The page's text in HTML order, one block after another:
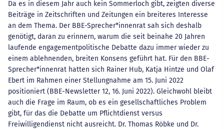
Da es in diesem Jahr auch kein Sommerloch gibt, zeigten diverse
Beiträge in Zeitschriften und Zeitungen ein breiteres Interesse
an dem Thema. Der BBE-Sprecher*innenrat sah sich deshalb
genötigt, daran zu erinnern, warum die seit beinahe 20 Jahren
laufende engagementpolitische Debatte dazu immer wieder zu
einem ablehnenden, breiten Konsens geführt hat. Für den BBE-
Sprecher*innenrat hatten sich Rainer Hub, Katja Hintze und Olaf
Ebert im Rahmen einer Stellungnahme am 15. Juni 2022
positioniert (BBE-Newsletter 12, 16. Juni 2022). Gleichwohl bleibt
auch die Frage im Raum, ob es ein gesellschaftliches Problem
gibt, für das die Debatte um Pflichtdienst versus
Freiwilligendienst nicht ausreicht. Dr. Thomas Röbke und Dr.